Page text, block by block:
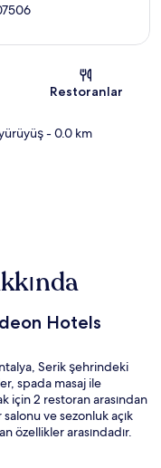
Restoranlar
- 0.0 km
Hotels
Serik şehrindeki
spada masaj ile
için 2 restoran arasından
ve sezonluk açık
özellikler arasındadır.